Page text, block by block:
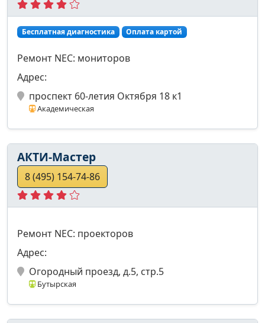
Бесплатная диагностика Оплата картой
Ремонт NEC: мониторов
Адрес:
проспект 60-летия Октября 18 к1
Академическая
АКТИ-Мастер
8 (495) 154-74-86
Ремонт NEC: проекторов
Адрес:
Огородный проезд, д.5, стр.5
Бутырская